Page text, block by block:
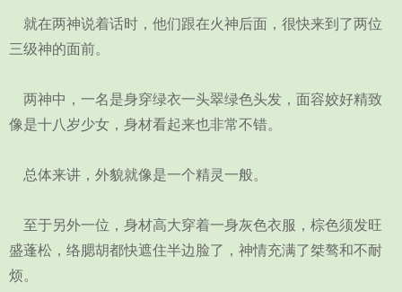
就在两神说着话时，他们跟在火神后面，很快来到了两位
三级神的面前。
两神中，一名是身穿绿衣一头翠绿色头发，面容姣好精致
像是十八岁少女，身材看起来也非常不错。
总体来讲，外貌就像是一个精灵一般。
至于另外一位，身材高大穿着一身灰色衣服，棕色须发旺
盛蓬松，络腮胡都快遮住半边脸了，神情充满了桀骜和不耐
烦。